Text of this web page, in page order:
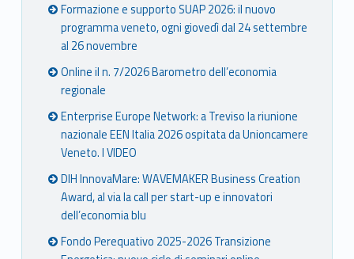
Formazione e supporto SUAP 2026: il nuovo
programma veneto, ogni giovedì dal 24 settembre
al 26 novembre
Online il n. 7/2026 Barometro dell’economia
regionale
Enterprise Europe Network: a Treviso la riunione
nazionale EEN Italia 2026 ospitata da Unioncamere
Veneto. I VIDEO
DIH InnovaMare: WAVEMAKER Business Creation
Award, al via la call per start-up e innovatori
dell’economia blu
Fondo Perequativo 2025-2026 Transizione